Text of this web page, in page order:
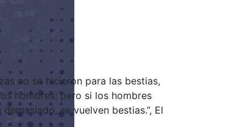
no se hicieron para las bestias,
hombres; pero si los hombres
demasiado, se vuelven bestias.”, El